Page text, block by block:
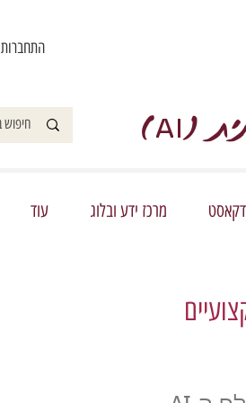
התחברות
(
AI
)
מרכז ידע ובלוג עוד